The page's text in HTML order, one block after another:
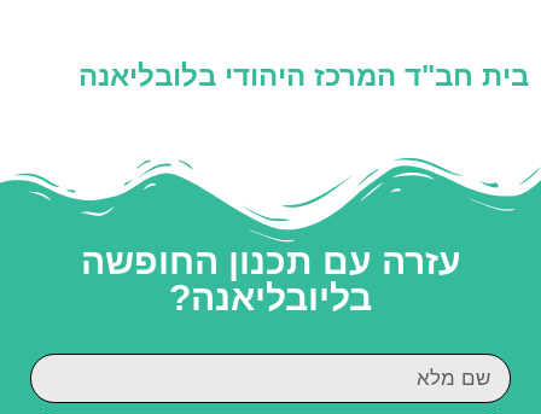
בית חב"ד המרכז היהודי בלובליאנה
עזרה עם תכנון החופשה
בליובליאנה?